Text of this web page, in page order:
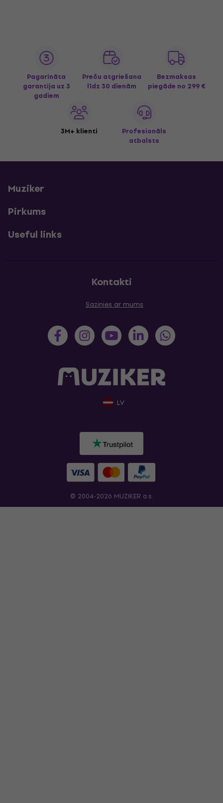
Pagarināta
garantija uz 3
gadiem
Preču atgriešana
līdz 30 dienām
Bezmaksas
piegāde no 299 €
3M+ klienti
Profesionāls
atbalsts
Muziker
Pirkums
Useful links
Kontakti
Sazinies ar mums
LV
© 2004-2026 MUZIKER a.s.